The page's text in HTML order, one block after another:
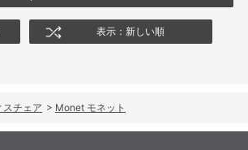
表示：新しい順
スチェア > Monet モネット